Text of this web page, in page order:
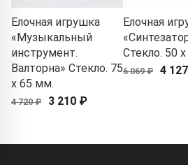
Елочная игрушка
«Музыкальный
инструмент.
Валторна» Стекло. 75
x 65 мм.
4 720 ₽ 3 210 ₽
Елочная
Стекло. 50
6 069 ₽ 4